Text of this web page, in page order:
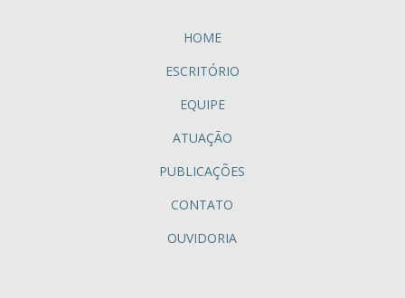
HOME
ESCRITÓRIO
EQUIPE
ATUAÇÃO
PUBLICAÇÕES
CONTATO
OUVIDORIA